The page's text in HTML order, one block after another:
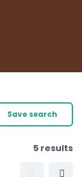
Save search
5 results